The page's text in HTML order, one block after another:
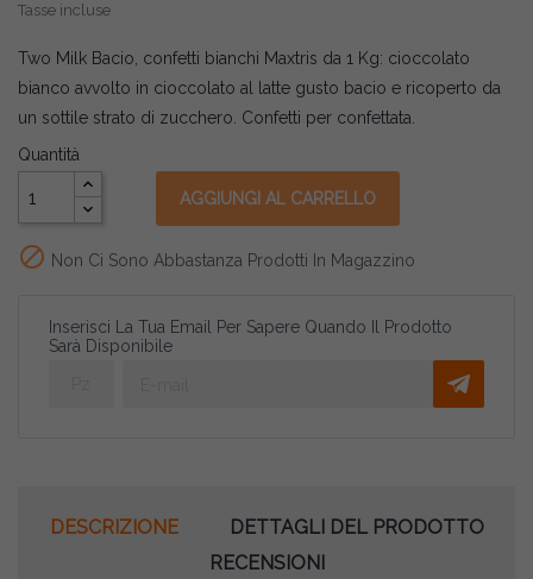
Tasse incluse
Two Milk Bacio, confetti bianchi Maxtris da 1 Kg: cioccolato
bianco avvolto in cioccolato al latte gusto bacio e ricoperto da
un sottile strato di zucchero. Confetti per confettata.
Quantità
AGGIUNGI AL CARRELLO
 Non Ci Sono Abbastanza Prodotti In Magazzino
Inserisci La Tua Email Per Sapere Quando Il Prodotto
Sarà Disponibile
DESCRIZIONE
DETTAGLI DEL PRODOTTO
RECENSIONI